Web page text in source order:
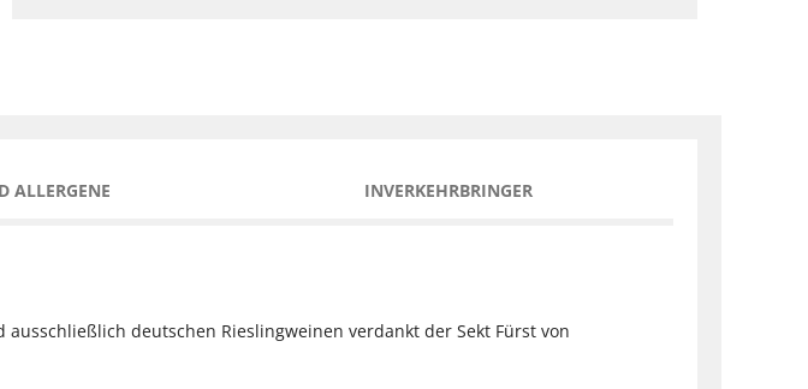
ALLERGENE INVERKEHRBRINGER
deutschen Rieslingweinen verdankt der Sekt Fürst von